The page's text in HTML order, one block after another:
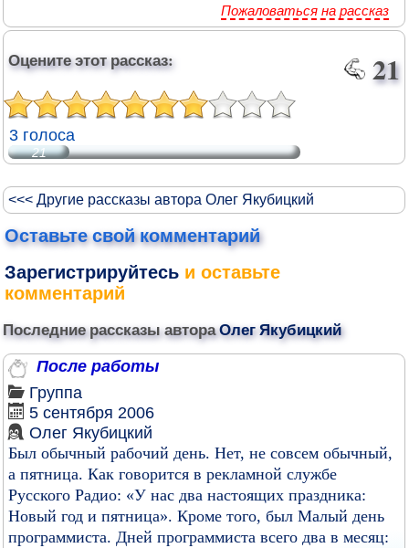
Пожаловаться на рассказ
Оцените этот рассказ: 21
3 голоса
21
<<< Другие рассказы автора Олег Якубицкий
Оставьте свой комментарий
Зарегистрируйтесь и оставьте
комментарий
Последние рассказы автораОлег Якубицкий
После работы
Группа
5 сентября 2006
Олег Якубицкий
Был обычный рабочий день. Нет, не совсем обычный,
а пятница. Как говорится в рекламной службе
Русского Радио: «У нас два настоящих праздника:
Новый год и пятница». Кроме того, был Малый день
программиста. Дней программиста всего два в месяц: